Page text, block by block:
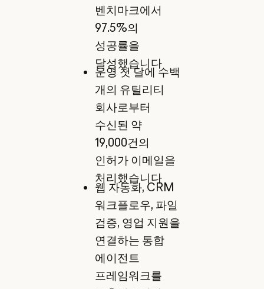
벤치마크에서
97.5%의
성공률을
달성했습니다
운영 첫 달에 수백
개의 유틸리티
회사로부터
수신된 약
19,000건의
인허가 이메일을
처리했습니다
웹 자동화, CRM
워크플로우, 파일
검증, 영업 지원을
연결하는 통합
에이전트
프레임워크를